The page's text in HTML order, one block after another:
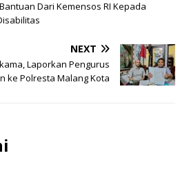
Dari Kemensos RI Kepada
NEXT
Laporkan Pengurus
ke Polresta Malang Kota